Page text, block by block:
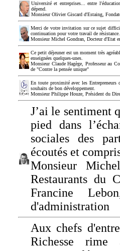
Université et entreprises... entre
dépend.
Monsieur Olivier Giscard d'Estaing,
Merci de votre invitation sur ce sujet
continuation pour votre travail de
Monsieur Michel Gondran, Docteur d'Etat
Ce petit déjeuner est un moment très
enseignées quelques-unes.
Monsieur Claude Hagège, Professeur au
de "Contre la pensée unique"
En toute proximité avec les
souhaits de bon développement.
Monsieur Philippe Houze, Président du
J’ai le sentiment
pied dans
sociales des
écoutés et
Monsieur
Restaurants du
Francine
d'administration
Aux chefs
Richesse rime